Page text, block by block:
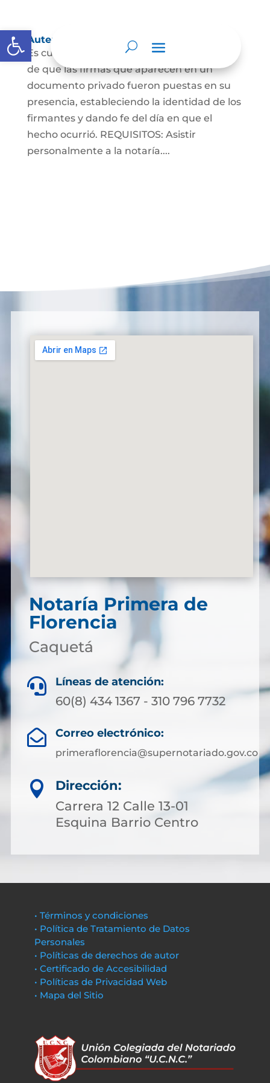
Abrir barra de herramientas
Autenticaciones
Es cuando el notario da testimonio escrito
de que las firmas que aparecen en un
documento privado fueron puestas en su
presencia, estableciendo la identidad de los
firmantes y dando fe del día en que el
hecho ocurrió. REQUISITOS: Asistir
personalmente a la notaría....
Notaría Primera de
Florencia
Caquetá
 Líneas de atención:
60(8) 434 1367 - 310 796 7732
 Correo electrónico:
primeraflorencia@supernotariado.gov.co

Dirección:
Carrera 12 Calle 13-01
Esquina Barrio Centro
• Términos y condiciones
• Política de Tratamiento de Datos
Personales
• Políticas de derechos de autor
• Certificado de Accesibilidad
• Políticas de Privacidad Web
• Mapa del Sitio